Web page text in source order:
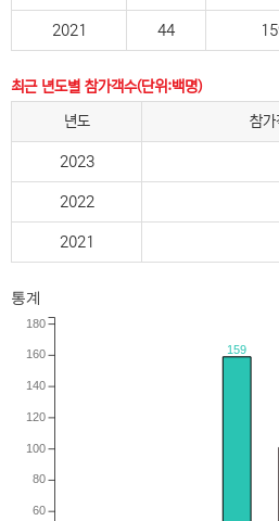
2021 44
최근 년도별 참가객수(단위:백명)
년도
참가
2023
2022
2021
통계
159
60
80
100
120
140
160
180